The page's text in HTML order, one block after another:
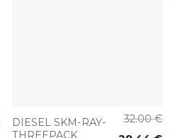
DIESEL SKM-RAY-
THREEPACK
32.00€